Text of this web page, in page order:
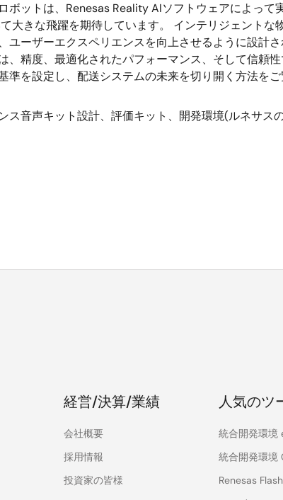
ボットは、Renesas Reality AIソフトウェアによっ
大きな飛躍を期待しています。 インテリジェント
ユーザーエクスペリエンスを向上させるように設計
、精度、最適化されたパフォーマンス、そして信頼
を設定し、配送システムの未来を切り開く方法をご
ス音声キット設計、評価キット、開発環境(ルネサス
経営/決算/業績
会社概要
採用情報
投資家の皆様
人気のツ
統合開発環境
統合開発環境
Renesas